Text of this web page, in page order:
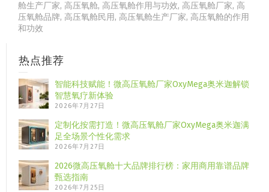
舱生产厂家, 高压氧舱, 高压氧舱作用与功效, 高压氧舱厂家, 高
压氧舱品牌, 高压氧舱民用, 高压氧舱生产厂家, 高压氧舱的作用
和功效
热点推荐
智能科技赋能！微高压氧舱厂家OxyMega奥米迦解锁
智慧氧疗新体验
2026年7月27日
定制化按需打造！微高压氧舱厂家OxyMega奥米迦满
足全场景个性化需求
2026年7月27日
2026微高压氧舱十大品牌排行榜：家用商用靠谱品牌
甄选指南
2026年7月25日